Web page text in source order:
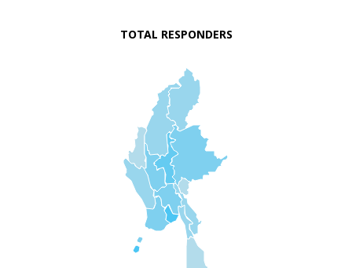
TOTAL RESPONDERS